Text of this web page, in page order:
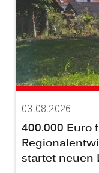
03.08.2026
400.000 Euro
startet neuen